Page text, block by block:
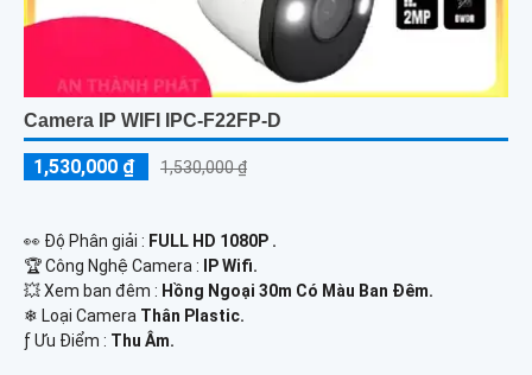
Camera IP WIFI IPC-F22FP-D
1,530,000 ₫ 1,530,000 ₫
️👀 Độ Phân giải : FULL HD 1080P .
🏆 Công Nghệ Camera :
IP Wifi.
💥 Xem ban đêm : Hồng Ngoại 30m Có Màu Ban Đêm.
❄ Loại Camera Thân Plastic.
️ƒ Ưu Điểm : Thu Âm.